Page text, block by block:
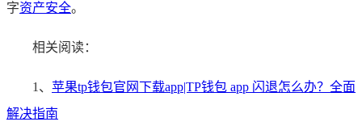
字资产安全。
相关阅读：
1、 苹果tp钱包官网下载app|TP钱包 app 闪退怎么办？全面
解决指南